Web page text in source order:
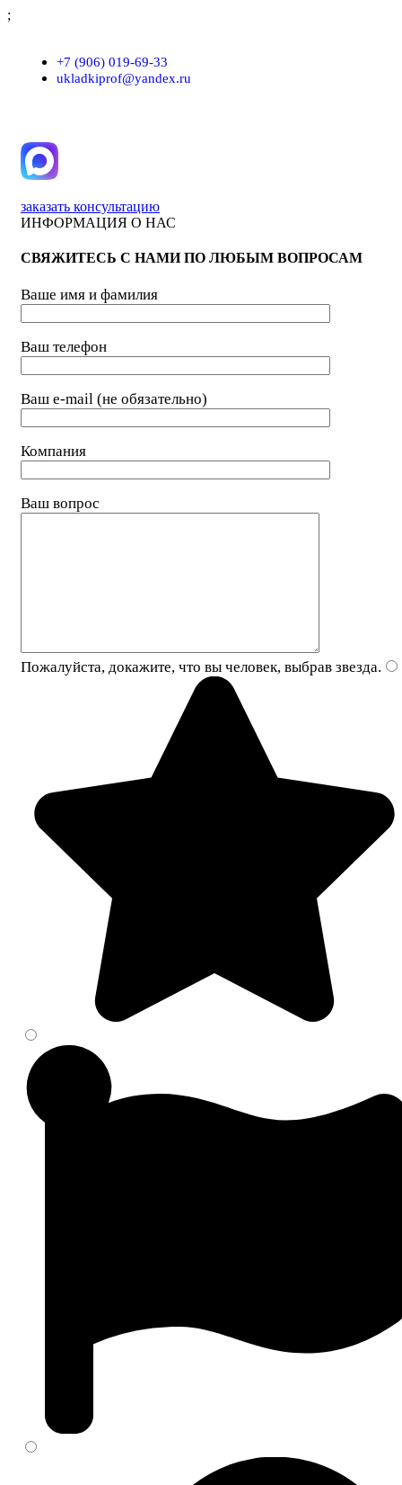
;
+7 (906) 019-69-33
ukladkiprof@yandex.ru
заказать консультацию
ИНФОРМАЦИЯ О НАС
СВЯЖИТЕСЬ С НАМИ ПО ЛЮБЫМ ВОПРОСАМ
Ваше имя и фамилия
Ваш телефон
Ваш e-mail (не обязательно)
Компания
Ваш вопрос
Пожалуйста, докажите, что вы человек, выбрав звезда.